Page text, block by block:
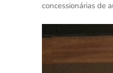
concessionárias de